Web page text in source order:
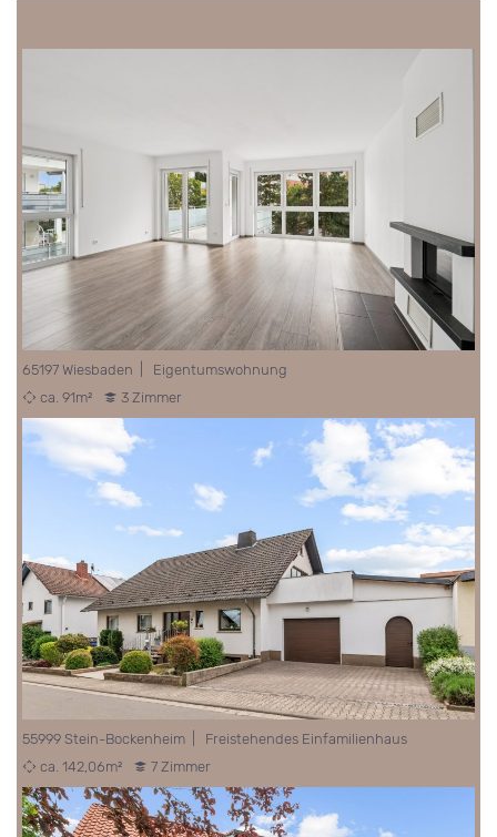
65197 Wiesbaden | Eigentumswohnung
ca. 91m²
3 Zimmer
55999 Stein-Bockenheim | Freistehendes Einfamilienhaus
ca. 142,06m²
7 Zimmer